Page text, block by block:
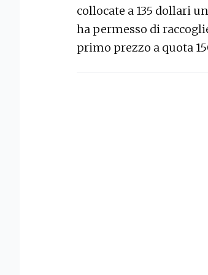
collocate a 135 dollari
ha permesso di
primo prezzo a quota